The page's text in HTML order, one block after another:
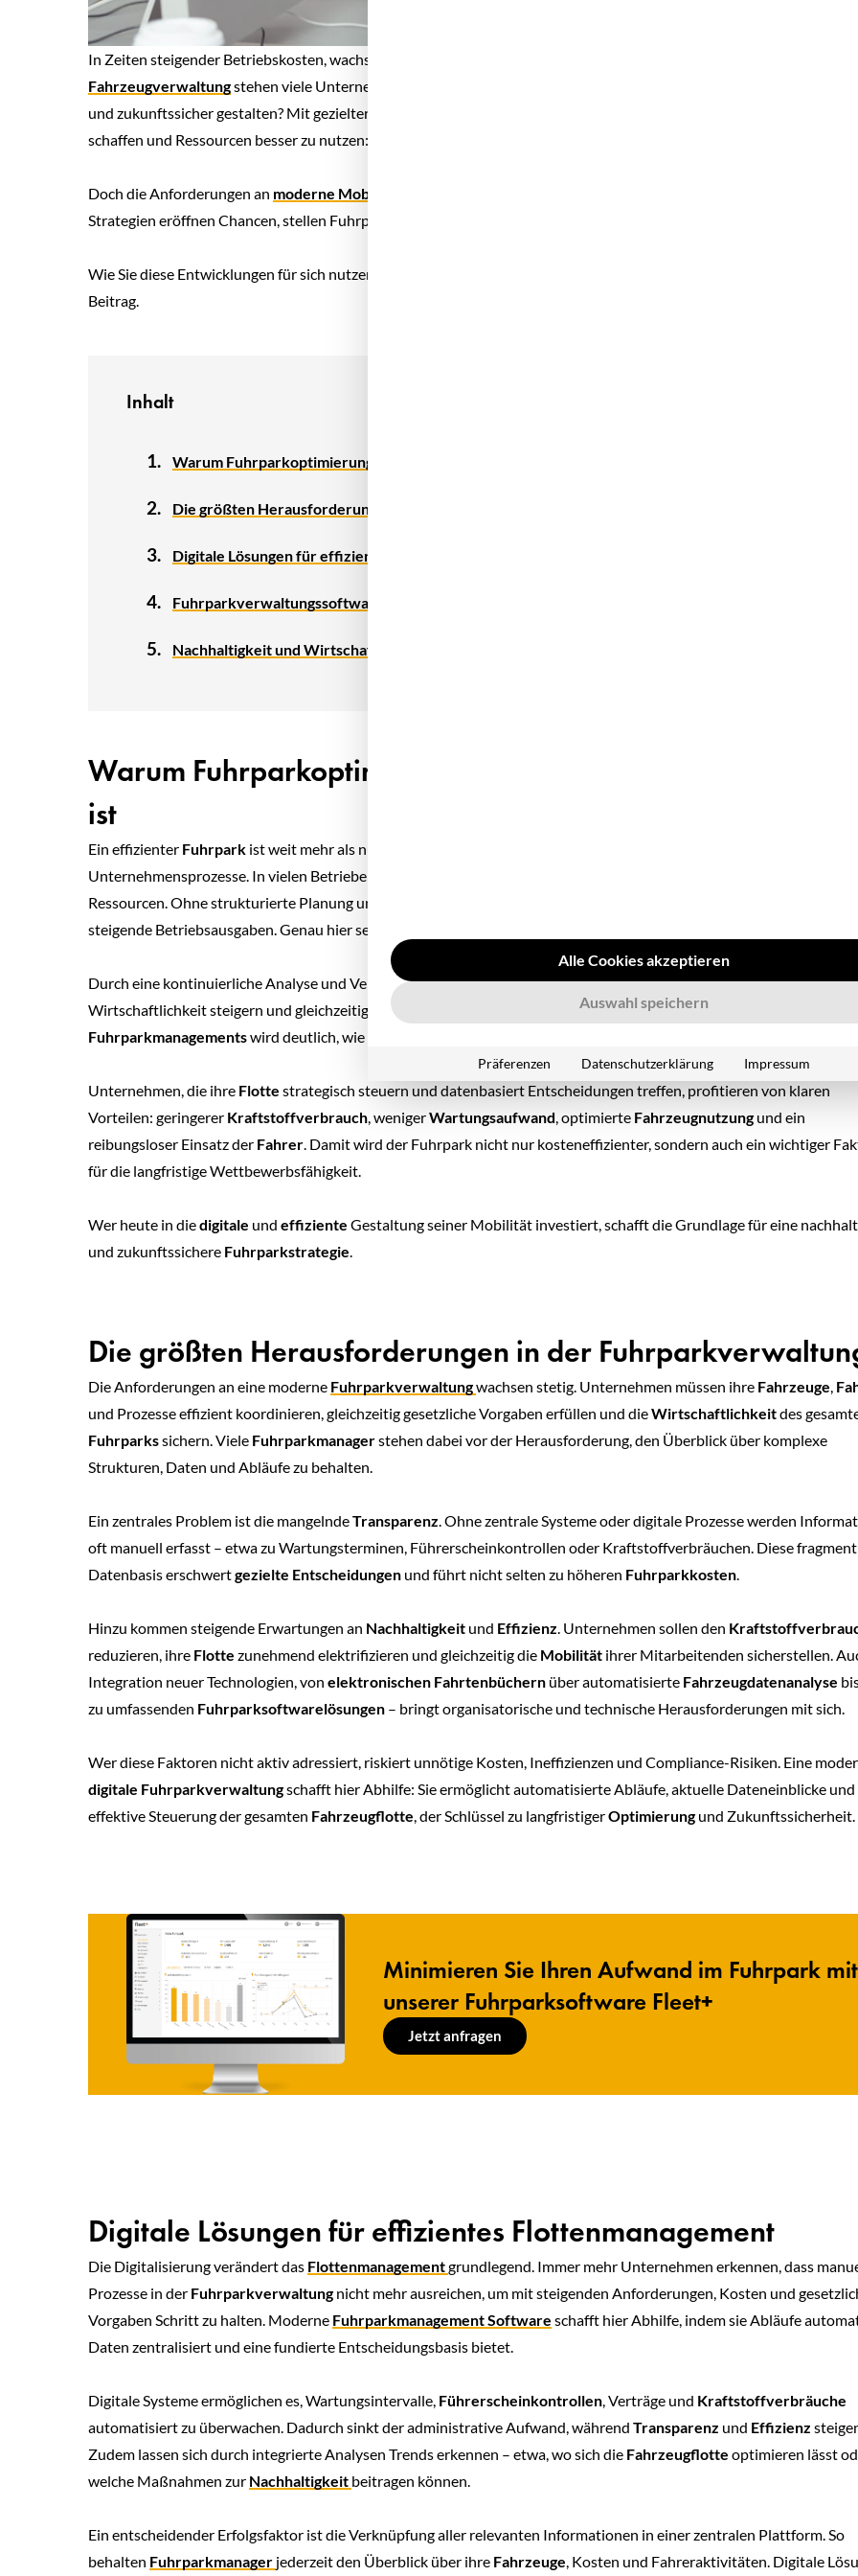
In Zeiten steigender Betriebskosten, wachsender Umweltauflagen und zunehmender Komplexität in der
Fahrzeugverwaltungstehen viele Unternehmen vor der Frage: Wie lässt sich der eigene Fuhrpark wirklich effizient,
und zukunftssicher gestalten? Mit gezielter Fuhrparkoptimierung gelingt es, Abläufe zu vereinfachen, Transparenz zu
schaffen und Ressourcen besser zu nutzen: von der Fahrzeugbeschaffung bis zur täglichen Nutzung.
Doch die Anforderungen an moderne Mobilität
Strategien eröffnen Chancen, stellen Fuhrparkmanager aber auch vor neue Herausforderungen.
Wie Sie diese Entwicklungen für sich nutzen und Ihren Fuhrpark Schritt für Schritt optimieren können erfahren Sie in
Beitrag.
Inhalt
Warum Fuhrparkoptimierung für Unternehmen entscheidend ist
Die größten Herausforderungen in der Fuhrparkverwaltung
Digitale Lösungen für effizientes Flottenmanagement
Fuhrparkverwaltungssoftware: Funktionen und Vorteile
Nachhaltigkeit und Wirtschaftlichkeit im Fuhrpark
Warum Fuhrparkoptimierung für Unternehmen
ist
Ein effizienter Fuhrpark ist weit mehr als nur eine Sammlung von
Unternehmensprozesse. In vielen Betrieben verursacht die
Ressourcen. Ohne strukturierte Planung und moderne Werkzeuge drohen Ineffizienzen, ungenutzte Potenziale und
steigende Betriebsausgaben. Genau hier setzt eine gezielte
Durch eine kontinuierliche Analyse und Verbesserung der Abläufe lassen sich Einsparungen realisieren, die
Wirtschaftlichkeit steigern und gleichzeitig ökologische Ziele unterstützen. Besonders im Rahmen eines
Fuhrparkmanagementswird deutlich, wie eng
Unternehmen, die ihre Flotte strategisch steuern und datenbasiert Entscheidungen treffen, profitieren von klaren
Vorteilen: geringerer Kraftstoffverbrauch, wenigerWartungsaufwand, optimierte Fahrzeugnutzungund ein
reibungsloser Einsatz der Fahrer. Damit wird der Fuhrpark nicht nur kosteneffizienter, sondern auch ein wichtiger
für die langfristige Wettbewerbsfähigkeit.
Wer heute in diedigitale und effiziente Gestaltung seiner Mobilität investiert, schafft die Grundlage für eine
und zukunftssichere Fuhrparkstrategie.
Die größten Herausforderungen in der
Die Anforderungen an eine moderne Fuhrparkverwaltungwachsen stetig. Unternehmen müssen ihre Fahrzeuge,
und Prozesse effizient koordinieren, gleichzeitig gesetzliche Vorgaben erfüllen und dieWirtschaftlichkeitdes
Fuhrparkssichern. Viele Fuhrparkmanagerstehen dabei vor der Herausforderung, den Überblick über komplexe
Strukturen, Daten und Abläufe zu behalten.
Ein zentrales Problem ist die mangelndeTransparenz. Ohne zentrale Systeme oder digitale Prozesse werden
oft manuell erfasst – etwa zu Wartungsterminen, Führerscheinkontrollen oder Kraftstoffverbräuchen. Diese
Datenbasis erschwertgezielte Entscheidungen und führt nicht selten zu höheren Fuhrparkkosten.
Hinzu kommen steigende Erwartungen an Nachhaltigkeit und Effizienz. Unternehmen sollen den
reduzieren, ihre Flotte zunehmend elektrifizieren und gleichzeitig die Mobilität ihrer Mitarbeitenden sicherstellen.
Integration neuer Technologien, von elektronischen Fahrtenbüchern über automatisierte Fahrzeugdatenanalyse
zu umfassenden Fuhrparksoftwarelösungen – bringt organisatorische und technische Herausforderungen mit sich.
Wer diese Faktoren nicht aktiv adressiert, riskiert unnötige Kosten, Ineffizienzen und Compliance-Risiken. Eine
digitale Fuhrparkverwaltungschafft hier Abhilfe: Sie ermöglicht automatisierte Abläufe, aktuelle Dateneinblicke und
effektive Steuerung der gesamten Fahrzeugflotte, der Schlüssel zu langfristigerOptimierungund Zukunftssicherheit.
Minimieren Sie Ihren Aufwand im Fuhrpark mit
unserer Fuhrparksoftware Fleet+
Jetzt anfragen
Digitale Lösungen für effizientes Flottenmanagement
Die Digitalisierung verändert das Flottenmanagementgrundlegend. Immer mehr Unternehmen erkennen, dass
Prozesse in der Fuhrparkverwaltungnicht mehr ausreichen, um mit steigenden Anforderungen, Kosten und
Vorgaben Schritt zu halten. Moderne Fuhrparkmanagement Software schafft hier Abhilfe, indem sie Abläufe
Daten zentralisiert und eine fundierte Entscheidungsbasis bietet.
Digitale Systeme ermöglichen es, Wartungsintervalle, Führerscheinkontrollen, Verträge und Kraftstoffverbräuche
automatisiert zu überwachen. Dadurch sinkt der administrative Aufwand, während Transparenz und Effizienz
Zudem lassen sich durch integrierte Analysen Trends erkennen – etwa, wo sich die Fahrzeugflotte optimieren lässt
welche Maßnahmen zur Nachhaltigkeit beitragen können.
Ein entscheidender Erfolgsfaktor ist die Verknüpfung aller relevanten Informationen in einer zentralen Plattform. So
behalten Fuhrparkmanager jederzeit den Überblick über ihre Fahrzeuge, Kosten und Fahreraktivitäten. Digitale
Alle Cookies akzeptieren
Auswahl speichern
Präferenzen Datenschutzerklärung Impressum